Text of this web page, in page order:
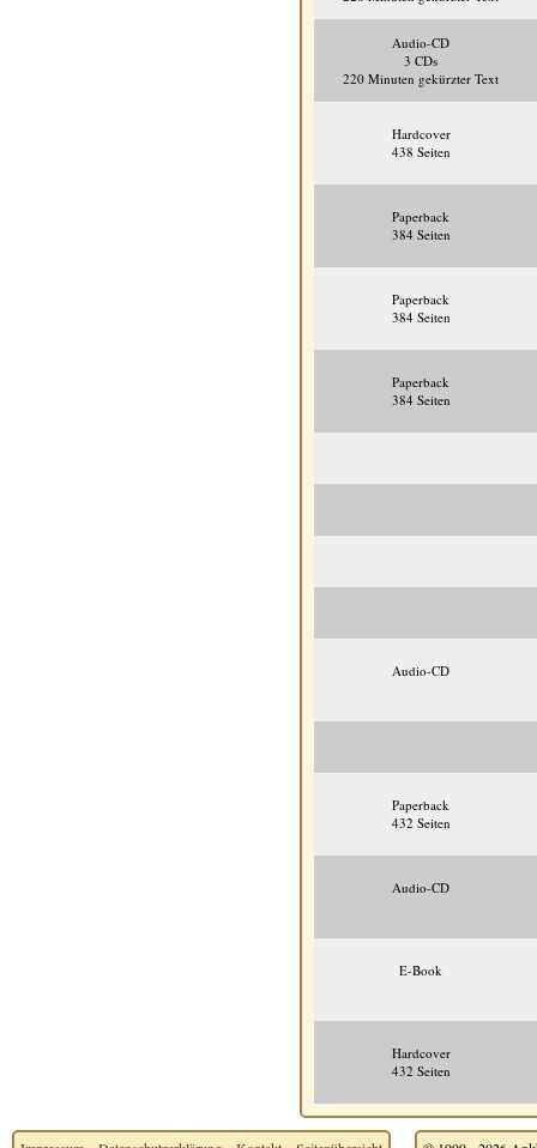
Audio-CD
3 CDs
220 Minuten gekürzter Text
Hardcover
438 Seiten
Paperback
384 Seiten
Paperback
384 Seiten
Paperback
384 Seiten
Audio-CD
Paperback
432 Seiten
Audio-CD
E-Book
Hardcover
432 Seiten